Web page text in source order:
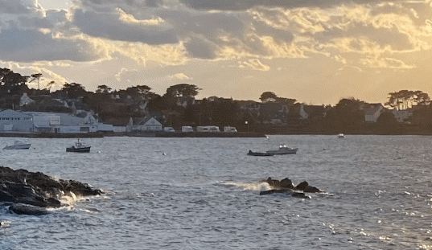
Exporter les lignes sélectionnées
Exporter toutes les colonnes
Exporter uniquement les colonnes affichées
Menu
<
>
Artistiques - Musique & danse
Artisanales
De loisirs
Physiques et corporelles
Enfants et adolescents